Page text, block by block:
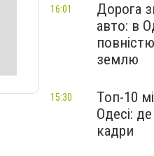
Дорога
авто: в
землю
16:01
Топ-10
Одесі:
кадри
15:30